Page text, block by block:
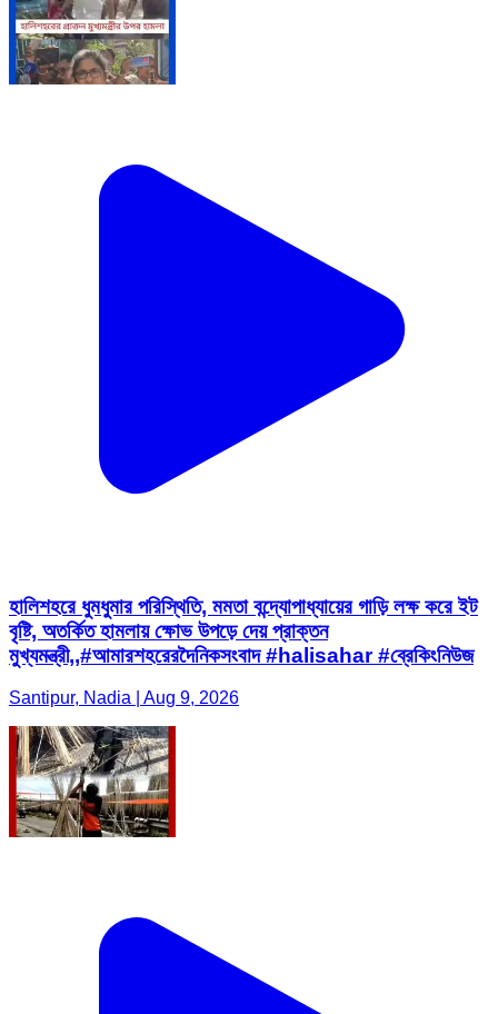
হালিশহরে ধুমধুমার পরিস্থিতি, মমতা বন্দ্যোপাধ্যায়ের গাড়ি লক্ষ করে ইট
বৃষ্টি, অতর্কিত হামলায় ক্ষোভ উপড়ে দেয় প্রাক্তন
মুখ্যমন্ত্রী,,#আমারশহরেরদৈনিকসংবাদ #halisahar #ব্রেকিংনিউজ
Santipur, Nadia | Aug 9, 2026